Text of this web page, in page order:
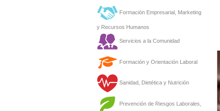
Formación Empresarial, Marketing
y Recursos Humanos
Servicios a la Comunidad
Formación y Orientación Laboral
Sanidad, Dietética y Nutrición
Prevención de Riesgos Laborales,